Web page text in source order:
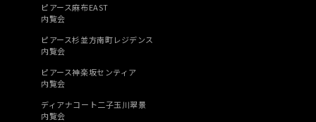
ピアース麻布EAST
内覧会
ピアース杉並方南町レジデンス
内覧会
ピアース神楽坂センティア
内覧会
ディアナコート二子玉川翠景
内覧会